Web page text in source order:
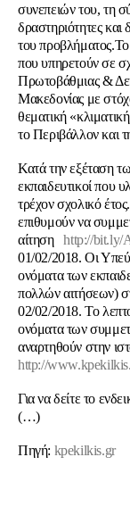
συνεπειών του, τη
δραστηριότητες και
του προβλήματος.Το
που υπηρετούν σε
Πρωτοβάθμιας &
Μακεδονίας με
θεματική
το Περιβάλλον και
Κατά την εξέταση
εκπαιδευτικοίπου
τρέχον σχολικό
επιθυμούν να
αίτησηhttp://bit.ly/
01/02/2018. Οι
ονόματα των
πολλών αιτήσεων)
02/02/2018. Το
ονόματα των
αναρτηθούν στην
http://
Για να δείτε το
(…)
Πηγή: kpekilkis.gr